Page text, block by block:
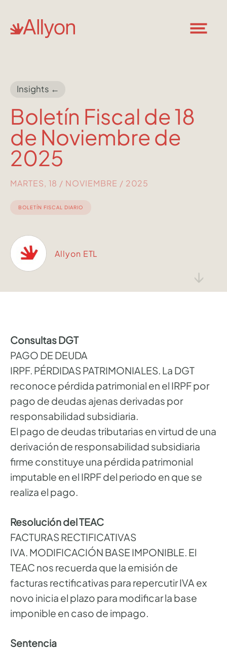
↓
Insights ←
Boletín Fiscal de 18
de Noviembre de
2025
MARTES, 18 / NOVIEMBRE / 2025
BOLETÍN FISCAL DIARIO
Allyon ETL
Consultas DGT
PAGO DE DEUDA
IRPF. PÉRDIDAS PATRIMONIALES. La DGT
reconoce pérdida patrimonial en el IRPF por
pago de deudas ajenas derivadas por
responsabilidad subsidiaria.
El pago de deudas tributarias en virtud de una
derivación de responsabilidad subsidiaria
firme constituye una pérdida patrimonial
imputable en el IRPF del periodo en que se
realiza el pago.
Resolución del TEAC
FACTURAS RECTIFICATIVAS
IVA. MODIFICACIÓN BASE IMPONIBLE. El
TEAC nos recuerda que la emisión de
facturas rectificativas para repercutir IVA ex
novo inicia el plazo para modificar la base
imponible en caso de impago.
Sentencia